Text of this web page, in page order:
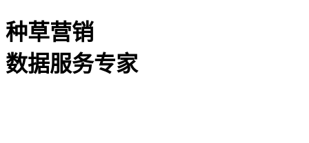
种草营销
数据服务专家